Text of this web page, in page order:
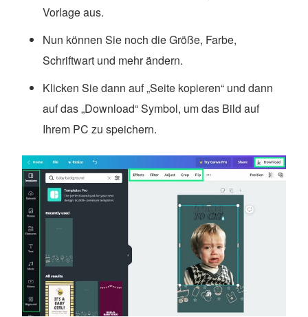
Vorlage aus.
Nun können Sie noch die Größe, Farbe,
Schriftwart und mehr ändern.
Klicken Sie dann auf „Seite kopieren“ und dann
auf das „Download“ Symbol, um das Bild auf
Ihrem PC zu speichern.